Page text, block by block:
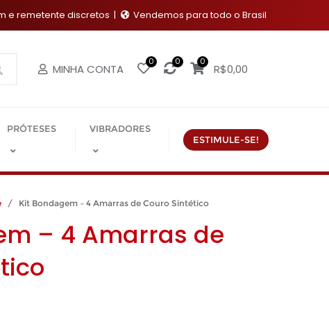
e remetente discretos Vendemos para todo o Brasil
MINHA CONTA
0 0 0
R$0,00
PRÓTESES
VIBRADORES
ESTIMULE-SE!
/ Kit Bondagem – 4 Amarras de Couro Sintético
– 4 Amarras de